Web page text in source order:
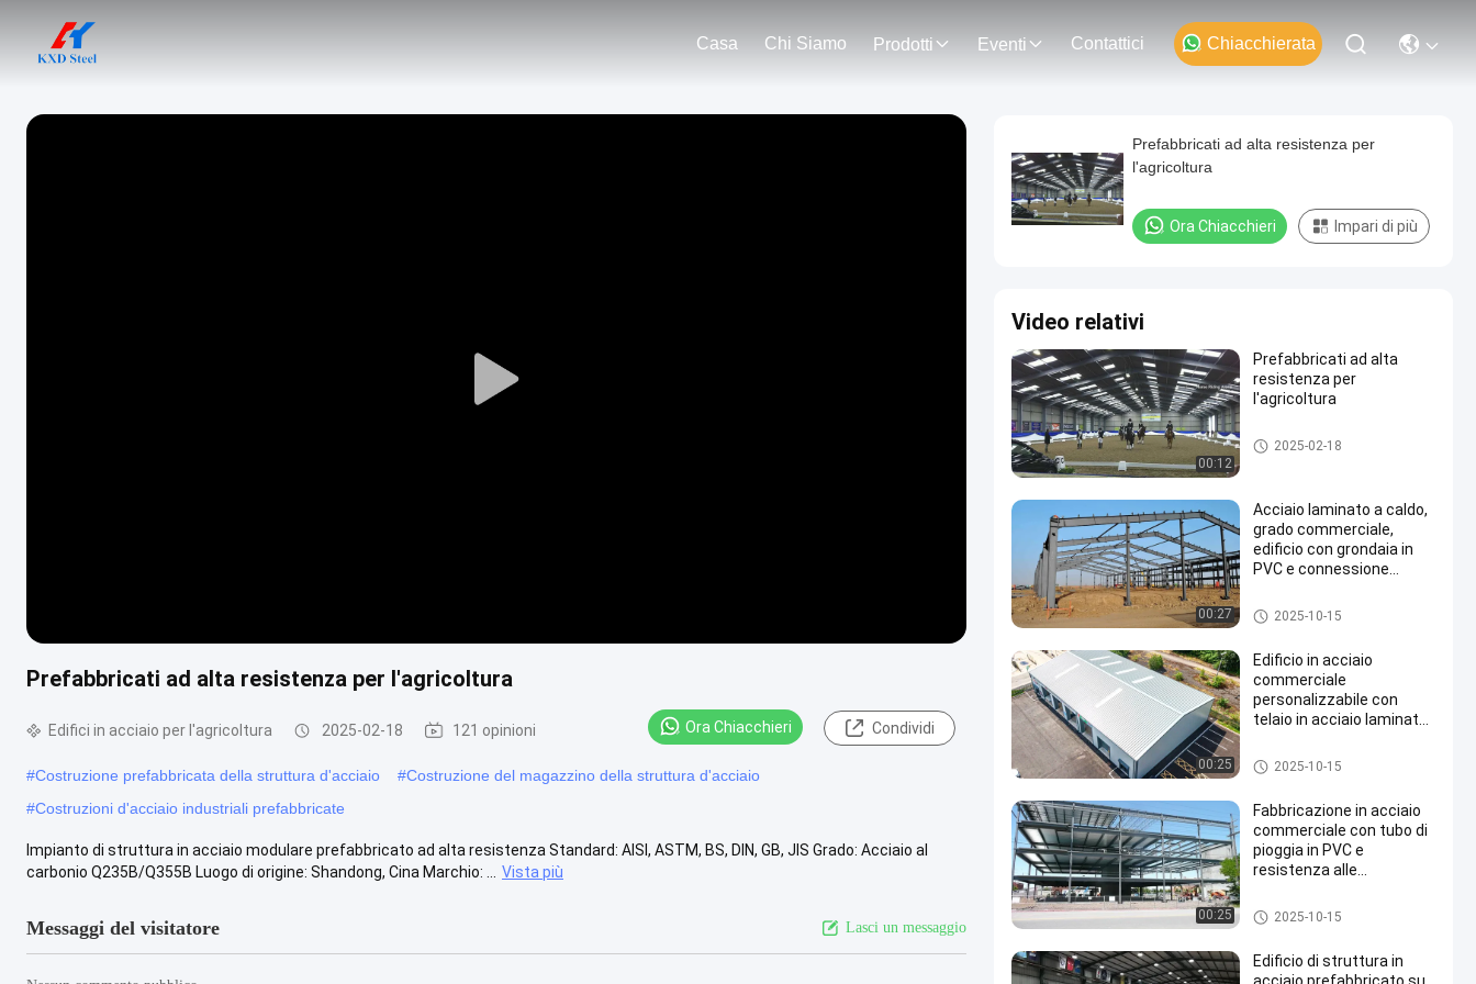
Casa Chi Siamo Prodotti Eventi Contattici Chiacchierata
Play
Prefabbricati ad alta resistenza per l'agricoltura
Edifici in acciaio per l'agricoltura 2025-02-18 121 opinioni Ora Chiacchieri Condividi
#Costruzione prefabbricata della struttura d'acciaio #Costruzione del magazzino della struttura d'acciaio
#Costruzioni d'acciaio industriali prefabbricate
Impianto di struttura in acciaio modulare prefabbricato ad alta resistenza Standard: AISI, ASTM, BS, DIN, GB, JIS Grado: Acciaio al
carbonio Q235B/Q355B Luogo di origine: Shandong, Cina Marchio: ...
Vista più
Messaggi del visitatore Lasci un messaggio
Prefabbricati ad alta resistenza per
l'agricoltura
Ora Chiacchieri Impari di più
Video relativi
00:12
Prefabbricati ad alta
resistenza per
l'agricoltura
Edifici in acciaio per l'agricoltu
ra
2025-02-18
00:27
Acciaio laminato a caldo,
grado commerciale,
edificio con grondaia in
PVC e connessione
Edifici commerciali in acciaio
2025-10-15
00:25
Edificio in acciaio
commerciale
personalizzabile con
telaio in acciaio laminato
bullone per
un'assemblaggio facile
Edifici commerciali in acciaio
2025-10-15
00:25
Fabbricazione in acciaio
commerciale con tubo di
pioggia in PVC e
resistenza alle
Edifici commerciali in acciaio
2025-10-15
Edificio di struttura in